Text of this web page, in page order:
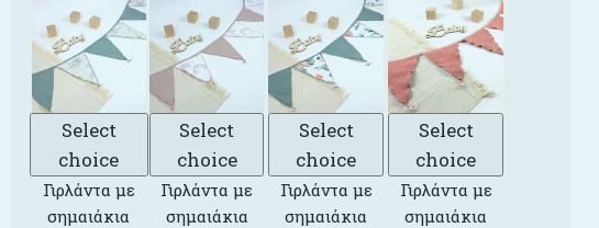
Select
choice
Γιρλάντα με
σημαιάκια
Select
choice
Γιρλάντα με
σημαιάκια
Select
choice
Γιρλάντα με
σημαιάκια
Select
choice
Γιρλάντα με
σημαιάκια